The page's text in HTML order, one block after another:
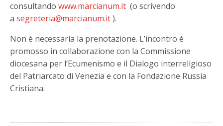
consultandowww.marcianum.it (o scrivendo
asegreteria@marcianum.it).
Non è necessaria la prenotazione. L’incontro è
promosso in collaborazione con la Commissione
diocesana per l’Ecumenismo e il Dialogo interreligioso
del Patriarcato di Venezia e con la Fondazione Russia
Cristiana.